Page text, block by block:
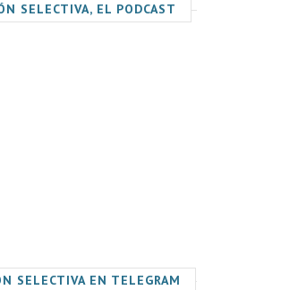
SELECTIVA, EL PODCAST
SELECTIVA EN TELEGRAM